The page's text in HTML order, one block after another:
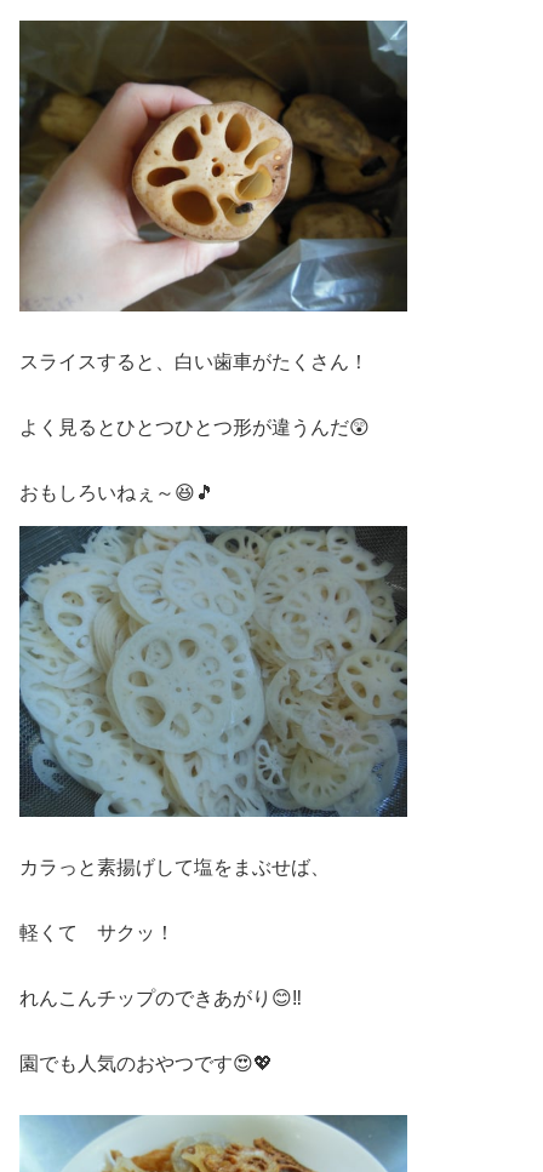
スライスすると、白い歯車がたくさん！
よく見るとひとつひとつ形が違うんだ😲
おもしろいねぇ～😆🎵
カラっと素揚げして塩をまぶせば、
軽くて サクッ！
れんこんチップのできあがり😊‼
園でも人気のおやつです😍💖